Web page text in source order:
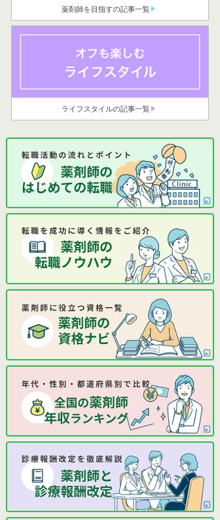
薬剤師を目指すの記事一覧
ライフスタイルの記事一覧